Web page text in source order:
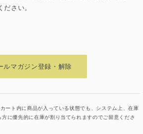
さい。
ルマガジン登録・解除
ート内に商品が入っている状態でも、システム上、在庫
に優先的に在庫が割り当てられますのでご留意くださ